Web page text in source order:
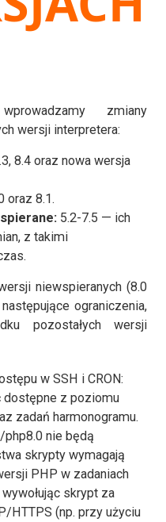
zmiany
wersji interpretera:
8.4 oraz nowa wersja
oraz 8.1.
5.2-7.5 — ich
z takimi
niewspieranych (8.0
ograniczenia,
pozostałych wersji
w SSH i CRON:
dostępne z poziomu
zadań harmonogramu.
nie będą
skrypty wymagają
PHP w zadaniach
skrypt za
HTTPS (np. przy użyciu